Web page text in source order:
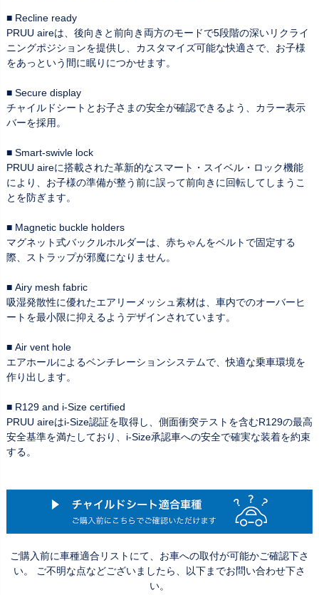
■ Recline ready
PRUU aireは、後向きと前向き両方のモードで5段階の深いリクライ
ニングポジションを提供し、カスタマイズ可能な快適さで、お子様
をあっという間に眠りにつかせます。
■ Secure display
チャイルドシートとお子さまの安全が確認できるよう、カラー表示
バーを採用。
■ Smart-swivle lock
PRUU aireに搭載された革新的なスマート・スイベル・ロック機能
により、お子様の準備が整う前に誤って前向きに回転してしまうこ
とを防ぎます。
■ Magnetic buckle holders
マグネット式バックルホルダーは、赤ちゃんをベルトで固定する
際、ストラップが邪魔になりません。
■ Airy mesh fabric
吸湿発散性に優れたエアリーメッシュ素材は、車内でのオーバーヒ
ートを最小限に抑えるようデザインされています。
■ Air vent hole
エアホールによるベンチレーションシステムで、快適な乗車環境を
作り出します。
■ R129 and i-Size certified
PRUU aireはi-Size認証を取得し、側面衝突テストを含むR129の最高
安全基準を満たしており、i-Size承認車への安全で確実な装着を約束
する。
ご購入前に車種適合リストにて、お車への取付が可能かご確認下さ
い。 ご不明な点などございましたら、以下までお問い合わせ下さ
い。